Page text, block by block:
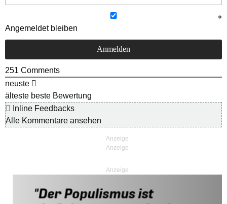
Angemeldet bleiben
251 Comments
neuste
älteste beste Bewertung
Inline Feedbacks
Alle Kommentare ansehen
Anzeige